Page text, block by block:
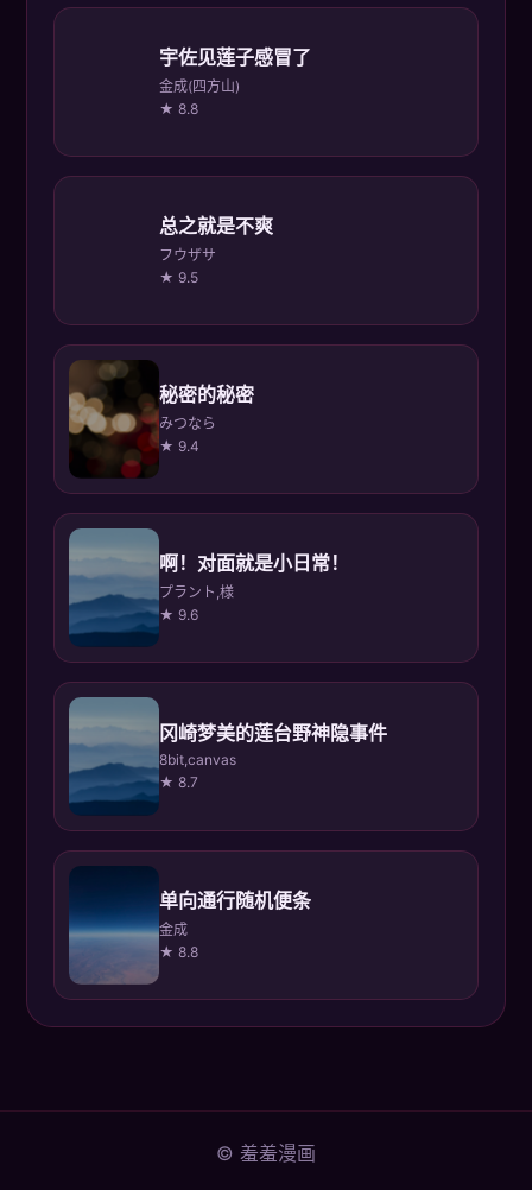
宇佐见莲子感冒了
金成(四方山)
★ 8.8
总之就是不爽
フウザサ
★ 9.5
秘密的秘密
みつなら
★ 9.4
啊！对面就是小日常！
プラント,様
★ 9.6
冈崎梦美的莲台野神隐事件
8bit,canvas
★ 8.7
单向通行随机便条
金成
★ 8.8
© 羞羞漫画